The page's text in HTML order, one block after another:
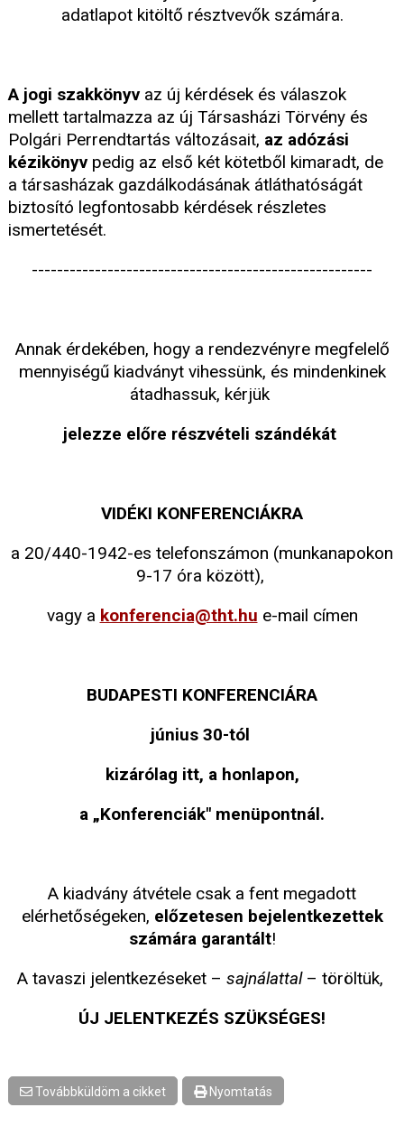
adatlapot kitöltő résztvevők számára.
A jogi szakkönyv az új kérdések és válaszok
mellett tartalmazza az új Társasházi Törvény és
Polgári Perrendtartás változásait, az adózási
kézikönyv pedig az első két kötetből kimaradt, de
a társasházak gazdálkodásának átláthatóságát
biztosító legfontosabb kérdések részletes
ismertetését.
------------------------------------------------------
Annak érdekében, hogy a rendezvényre megfelelő
mennyiségű kiadványt vihessünk, és mindenkinek
átadhassuk, kérjük
jelezze előre részvételi szándékát
VIDÉKI KONFERENCIÁKRA
a 20/440-1942-es telefonszámon (munkanapokon
9-17 óra között),
vagy a konferencia@tht.hu e-mail címen
BUDAPESTI KONFERENCIÁRA
június 30-tól
kizárólag itt, a honlapon,
a „Konferenciák" menüpontnál.
A kiadvány átvétele csak a fent megadott
elérhetőségeken, előzetesen bejelentkezettek
számára garantált!
A tavaszi jelentkezéseket – sajnálattal – töröltük,
ÚJ JELENTKEZÉS SZÜKSÉGES!
Továbbküldöm a cikket Nyomtatás